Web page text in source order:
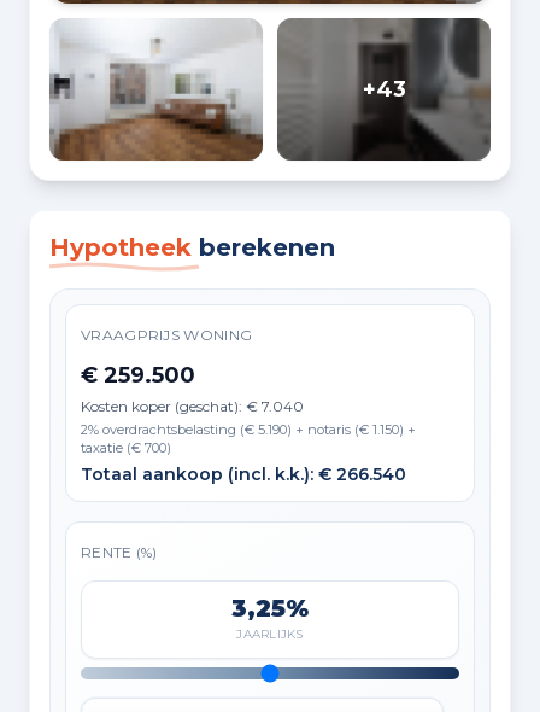
+43
Hypotheek berekenen
VRAAGPRIJS WONING
€ 259.500
Kosten koper (geschat): € 7.040
2% overdrachtsbelasting (€ 5.190) + notaris (€ 1.150) +
taxatie (€ 700)
Totaal aankoop (incl. k.k.): € 266.540
RENTE (%)
3,25%
JAARLIJKS